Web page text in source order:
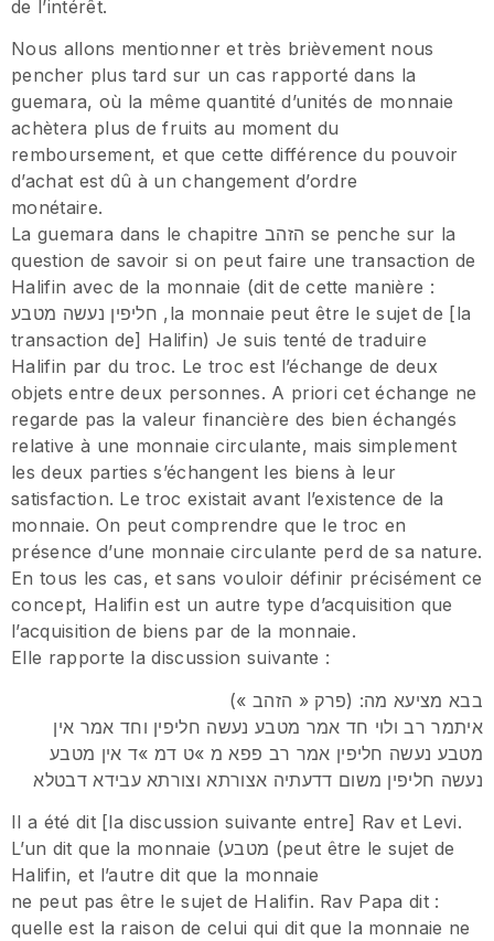
de l’intérêt.
Nous allons mentionner et très brièvement nous
pencher plus tard sur un cas rapporté dans la
guemara, où la même quantité d’unités de monnaie
achètera plus de fruits au moment du
remboursement, et que cette différence du pouvoir
d’achat est dû à un changement d’ordre
monétaire.
La guemara dans le chapitre הזהב se penche sur la
question de savoir si on peut faire une transaction de
Halifin avec de la monnaie (dit de cette manière :
חליפין נעשה מטבע ,la monnaie peut être le sujet de [la
transaction de] Halifin) Je suis tenté de traduire
Halifin par du troc. Le troc est l’échange de deux
objets entre deux personnes. A priori cet échange ne
regarde pas la valeur financière des bien échangés
relative à une monnaie circulante, mais simplement
les deux parties s’échangent les biens à leur
satisfaction. Le troc existait avant l’existence de la
monnaie. On peut comprendre que le troc en
présence d’une monnaie circulante perd de sa nature.
En tous les cas, et sans vouloir définir précisément ce
concept, Halifin est un autre type d’acquisition que
l’acquisition de biens par de la monnaie.
Elle rapporte la discussion suivante :
בבא מציעא מה: (פרק « הזהב »)
איתמר רב ולוי חד אמר מטבע נעשה חליפין וחד אמר אין
מטבע נעשה חליפין אמר רב פפא מ »ט דמ »ד אין מטבע
נעשה חליפין משום דדעתיה אצורתא וצורתא עבידא דבטלא
Il a été dit [la discussion suivante entre] Rav et Levi.
L’un dit que la monnaie (מטבע (peut être le sujet de
Halifin, et l’autre dit que la monnaie
ne peut pas être le sujet de Halifin. Rav Papa dit :
quelle est la raison de celui qui dit que la monnaie ne